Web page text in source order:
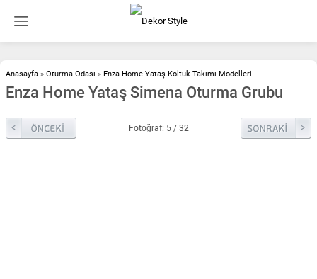
Anasayfa » Oturma Odası » Enza Home Yataş Koltuk Takımı Modelleri
Enza Home Yataş Simena Oturma Grubu
Fotoğraf: 5 / 32